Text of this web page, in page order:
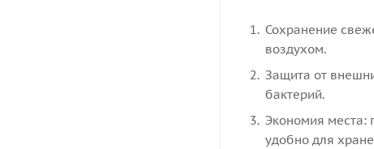
Сохранение
воздухом.
Защита от
бактерий.
Экономия места:
удобно для